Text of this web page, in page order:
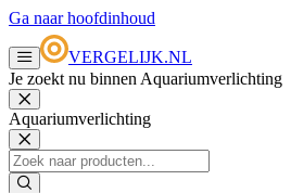
Ga naar hoofdinhoud
VERGELIJK.NL
Je zoekt nu binnen Aquariumverlichting
Aquariumverlichting